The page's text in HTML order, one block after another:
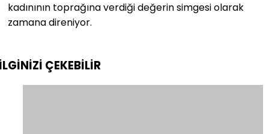
kadınının toprağına verdiği değerin simgesi olarak
zamana direniyor.
ÇEKEBİLİR